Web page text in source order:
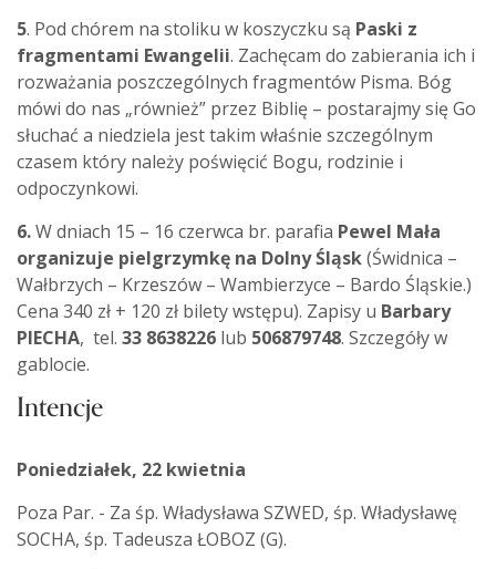
5. Pod chórem na stoliku w koszyczku są Paski z
fragmentami Ewangelii. Zachęcam do zabierania ich i
rozważania poszczególnych fragmentów Pisma. Bóg
mówi do nas „również” przez Biblię – postarajmy się Go
słuchać a niedziela jest takim właśnie szczególnym
czasem który należy poświęcić Bogu, rodzinie i
odpoczynkowi.
6.W dniach 15 – 16 czerwca br. parafia Pewel Mała
organizuje pielgrzymkę na Dolny Śląsk(Świdnica –
Wałbrzych – Krzeszów – Wambierzyce – Bardo Śląskie.)
Cena 340 zł + 120 zł bilety wstępu). Zapisy u Barbary
PIECHA, tel. 33 8638226 lub 506879748. Szczegóły w
gablocie.
Intencje
Poniedziałek, 22 kwietnia
Poza Par. - Za śp. Władysława SZWED, śp. Władysławę
SOCHA, śp. Tadeusza ŁOBOZ (G).